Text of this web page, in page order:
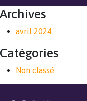
Archives
avril 2024
Catégories
Non classé